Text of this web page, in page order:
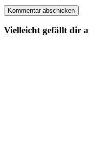
Vielleicht gefällt dir